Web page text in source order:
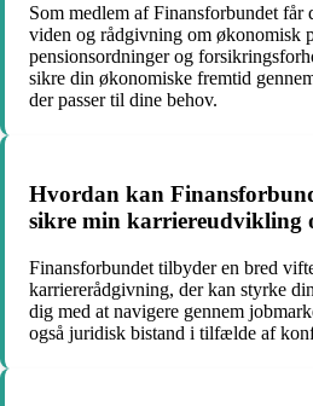
Som medlem af Finansforbundet får
viden og rådgivning om økonomisk
pensionsordninger og
sikre din økonomiske fremtid
der passer til dine behov.
Hvordan kan
sikre min karriereudvikling
Finansforbundet tilbyder en bred
karriererådgivning, der kan styrke
dig med at navigere gennem
også juridisk bistand i tilfælde af